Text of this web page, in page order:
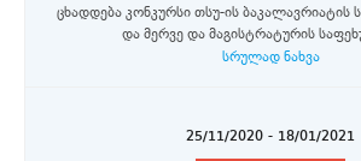
ცხადდება კონკურსი თსუ-ის ბაკალავრიატის
და მერვე და მაგისტრატურის
სრულად ნახვა
25/11/2020 - 18/01/2021